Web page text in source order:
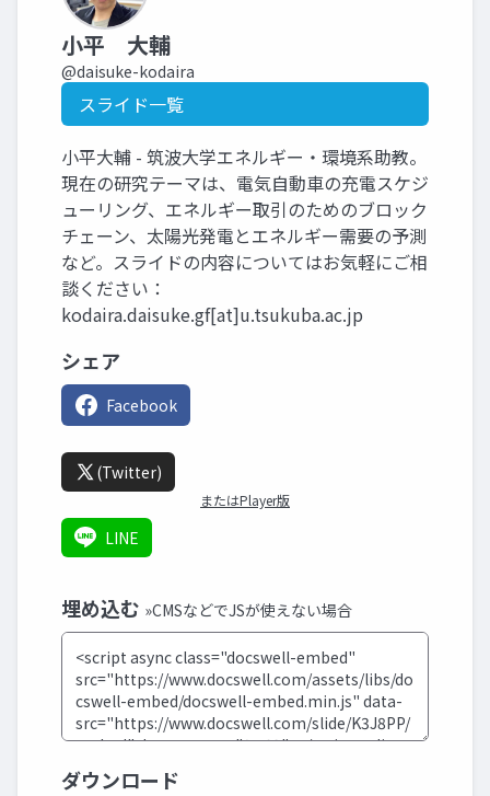
小平 大輔
@daisuke-kodaira
スライド一覧
小平大輔 - 筑波大学エネルギー・環境系助教。
現在の研究テーマは、電気自動車の充電スケジ
ューリング、エネルギー取引のためのブロック
チェーン、太陽光発電とエネルギー需要の予測
など。スライドの内容についてはお気軽にご相
談ください：
kodaira.daisuke.gf[at]u.tsukuba.ac.jp
シェア
Facebook
(Twitter)
またはPlayer版
LINE
埋め込む »CMSなどでJSが使えない場合
ダウンロード